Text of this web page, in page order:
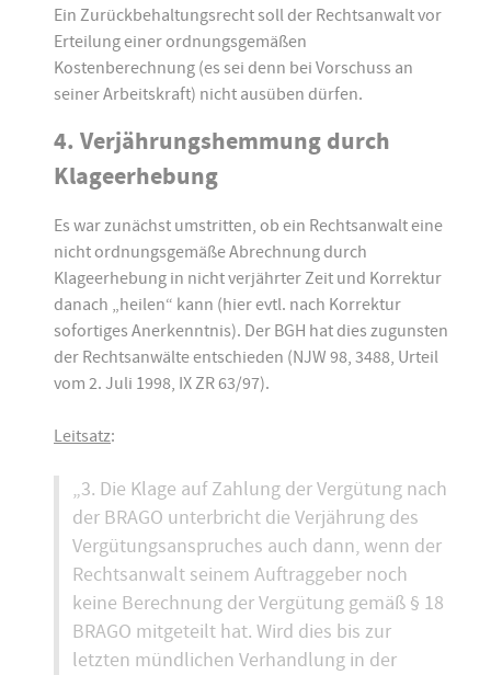
Ein Zurückbehaltungsrecht soll der Rechtsanwalt vor
Erteilung einer ordnungsgemäßen
Kostenberechnung (es sei denn bei Vorschuss an
seiner Arbeitskraft) nicht ausüben dürfen.
4. Verjährungshemmung durch
Klageerhebung
Es war zunächst umstritten, ob ein Rechtsanwalt eine
nicht ordnungsgemäße Abrechnung durch
Klageerhebung in nicht verjährter Zeit und Korrektur
danach „heilen“ kann (hier evtl. nach Korrektur
sofortiges Anerkenntnis). Der BGH hat dies zugunsten
der Rechtsanwälte entschieden (NJW 98, 3488, Urteil
vom 2. Juli 1998, IX ZR 63/97).
Leitsatz:
„3. Die Klage auf Zahlung der Vergütung nach
der BRAGO unterbricht die Verjährung des
Vergütungsanspruches auch dann, wenn der
Rechtsanwalt seinem Auftraggeber noch
keine Berechnung der Vergütung gemäß § 18
BRAGO mitgeteilt hat. Wird dies bis zur
letzten mündlichen Verhandlung in der